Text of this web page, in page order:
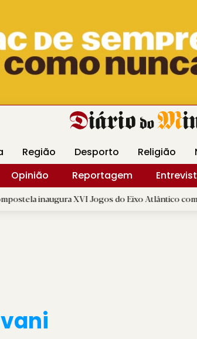
Revista Minha Gráfica DM
Região Desporto Religião
Opinião
Reportagem
XVI Jogos do Eixo Atlântico com mais de dois